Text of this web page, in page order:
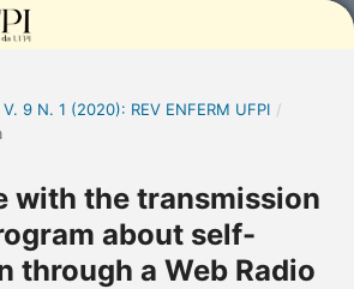
V. 9 N. 1 (2020): REV ENFERM UFPI /
with the transmission
about self-
through a Web Radio